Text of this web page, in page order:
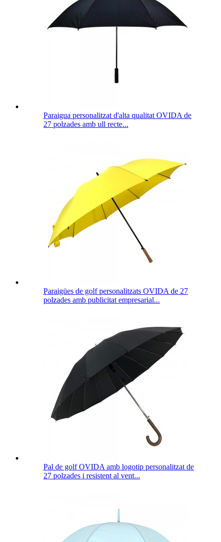
Paraigua personalitzat d'alta qualitat OVIDA de
27 polzades amb ull recte...
Paraigües de golf personalitzats OVIDA de 27
polzades amb publicitat empresarial...
Pal de golf OVIDA amb logotip personalitzat de
27 polzades i resistent al vent...